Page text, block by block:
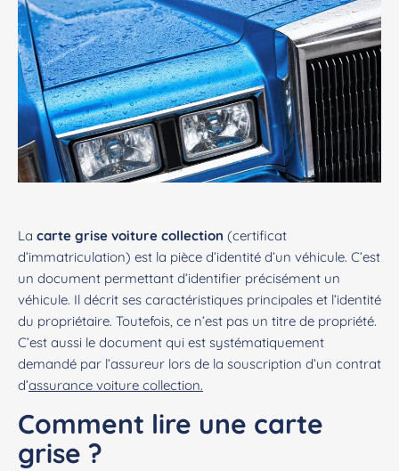
La carte grise voiture collection (certificat
d’immatriculation) est la pièce d’identité d’un véhicule. C’est
un document permettant d’identifier précisément un
véhicule. Il décrit ses caractéristiques principales et l’identité
du propriétaire. Toutefois, ce n’est pas un titre de propriété.
C’est aussi le document qui est systématiquement
demandé par l’assureur lors de la souscription d’un contrat
d’assurance voiture collection.
Comment lire une carte
grise ?